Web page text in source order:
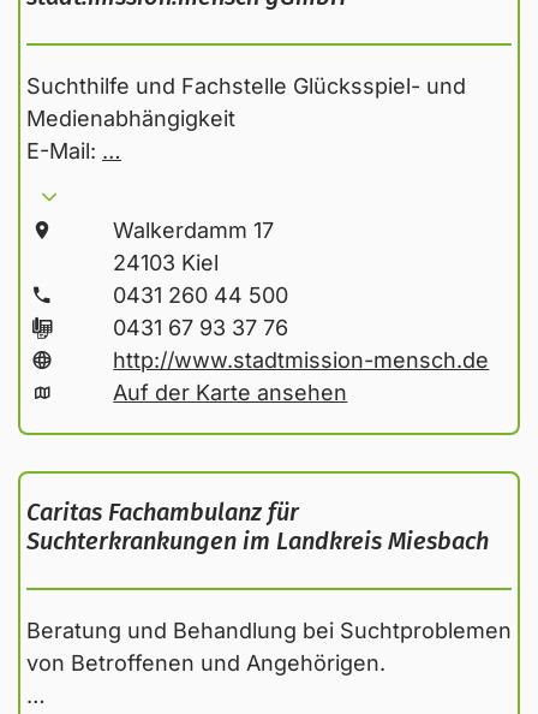
Suchthilfe und Fachstelle Glücksspiel- und
Medienabhängigkeit
E-Mail: …
Walkerdamm 17
24103 Kiel
0431 260 44 500
0431 67 93 37 76
http://www.stadtmission-mensch.de
Auf der Karte ansehen
Caritas Fachambulanz für
Suchterkrankungen im Landkreis Miesbach
Beratung und Behandlung bei Suchtproblemen
von Betroffenen und Angehörigen.
…